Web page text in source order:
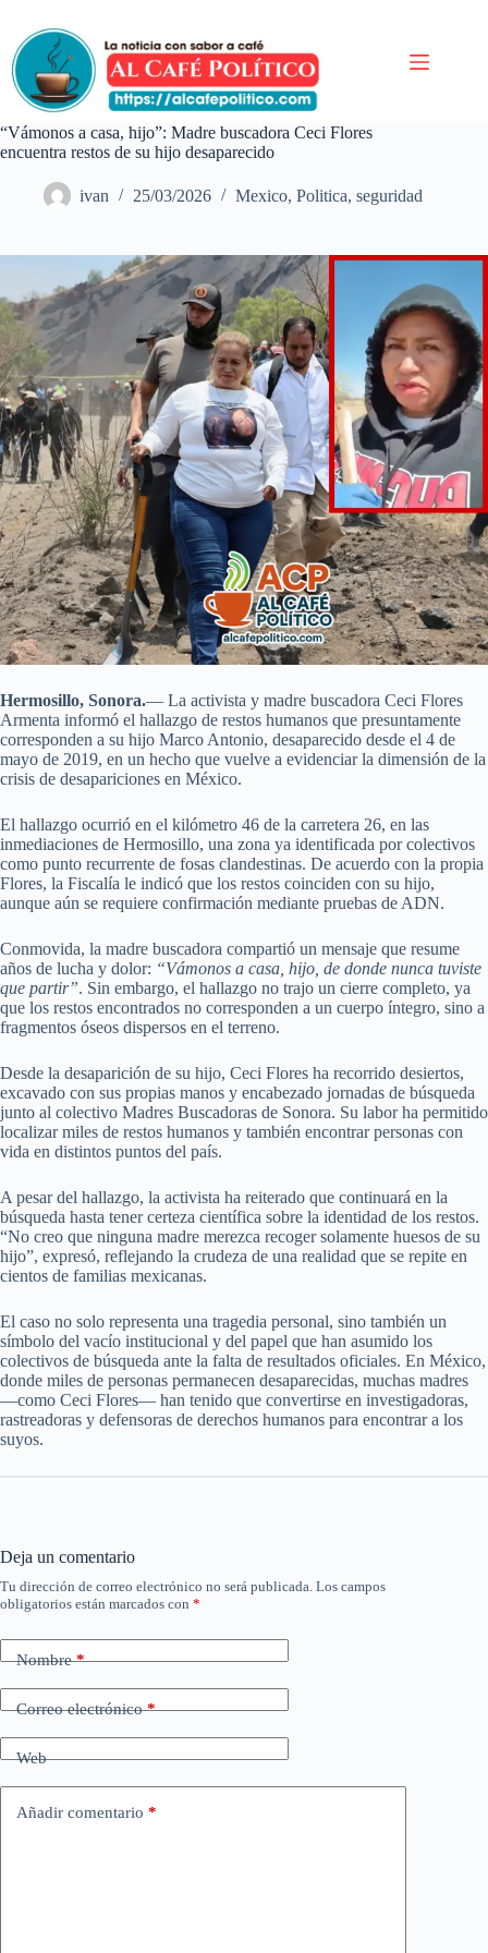
contenido
“Vámonos a casa, hijo”: Madre buscadora Ceci Flores
encuentra restos de su hijo desaparecido
ivan 25/03/2026 Mexico, Politica, seguridad
Hermosillo, Sonora.— La activista y madre buscadora Ceci Flores
Armenta informó el hallazgo de restos humanos que presuntamente
corresponden a su hijo Marco Antonio, desaparecido desde el 4 de
mayo de 2019, en un hecho que vuelve a evidenciar la dimensión de la
crisis de desapariciones en México.
El hallazgo ocurrió en el kilómetro 46 de la carretera 26, en las
inmediaciones de Hermosillo, una zona ya identificada por colectivos
como punto recurrente de fosas clandestinas. De acuerdo con la propia
Flores, la Fiscalía le indicó que los restos coinciden con su hijo,
aunque aún se requiere confirmación mediante pruebas de ADN.
Conmovida, la madre buscadora compartió un mensaje que resume
años de lucha y dolor: “Vámonos a casa, hijo, de donde nunca tuviste
que partir”. Sin embargo, el hallazgo no trajo un cierre completo, ya
que los restos encontrados no corresponden a un cuerpo íntegro, sino a
fragmentos óseos dispersos en el terreno.
Desde la desaparición de su hijo, Ceci Flores ha recorrido desiertos,
excavado con sus propias manos y encabezado jornadas de búsqueda
junto al colectivo Madres Buscadoras de Sonora. Su labor ha permitido
localizar miles de restos humanos y también encontrar personas con
vida en distintos puntos del país.
A pesar del hallazgo, la activista ha reiterado que continuará en la
búsqueda hasta tener certeza científica sobre la identidad de los restos.
“No creo que ninguna madre merezca recoger solamente huesos de su
hijo”, expresó, reflejando la crudeza de una realidad que se repite en
cientos de familias mexicanas.
El caso no solo representa una tragedia personal, sino también un
símbolo del vacío institucional y del papel que han asumido los
colectivos de búsqueda ante la falta de resultados oficiales. En México,
donde miles de personas permanecen desaparecidas, muchas madres
—como Ceci Flores— han tenido que convertirse en investigadoras,
rastreadoras y defensoras de derechos humanos para encontrar a los
suyos.
Deja un comentario
Tu dirección de correo electrónico no será publicada. Los campos
obligatorios están marcados con *
Nombre*
Correo electrónico*
Web
Añadir comentario *